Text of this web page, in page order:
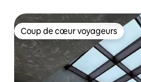
Coup de cœur voyageurs
Coup de cœur voyageurs